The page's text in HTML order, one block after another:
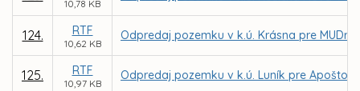
10,78 KB
124. RTF
10,62 KB
Odpredaj pozemku v k.ú. Krásna pre MUDr.
125. RTF
10,97 KB
Odpredaj pozemku v k.ú. Luník pre